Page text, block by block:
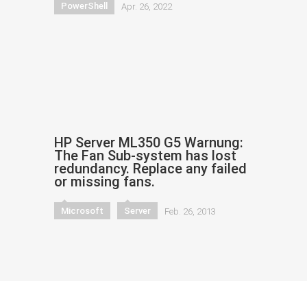
PowerShell
Apr. 26, 2022
HP Server ML350 G5 Warnung:
The Fan Sub-system has lost
redundancy. Replace any failed
or missing fans.
Microsoft Server Feb. 26, 2013